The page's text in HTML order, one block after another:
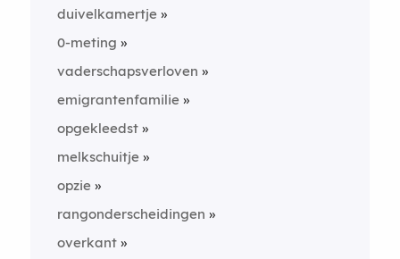
duivelkamertje
0-meting
vaderschapsverloven
emigrantenfamilie
opgekleedst
melkschuitje
opzie
rangonderscheidingen
overkant